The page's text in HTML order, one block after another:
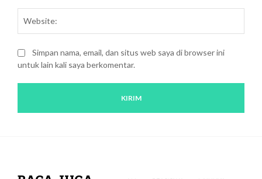
Simpan nama, email, dan situs web saya di browser ini
untuk lain kali saya berkomentar.